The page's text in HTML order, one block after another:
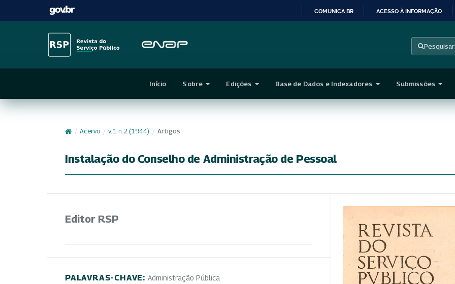
CONTEÚDO
COMUNICA BR ACESSO À INFORMAÇÃO
Pesquisar
Início Sobre Edições Base de Dados e Indexadores Submissões
/ Acervo / v. 1 n. 2 (1944) / Artigos
Instalação do Conselho de Administração de Pessoal
Editor RSP
PALAVRAS-CHAVE: Administração Pública